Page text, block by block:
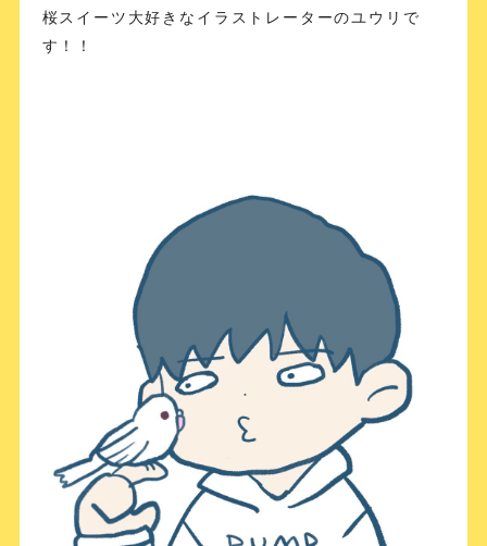
桜スイーツ大好きなイラストレーターのユウリで
す！！